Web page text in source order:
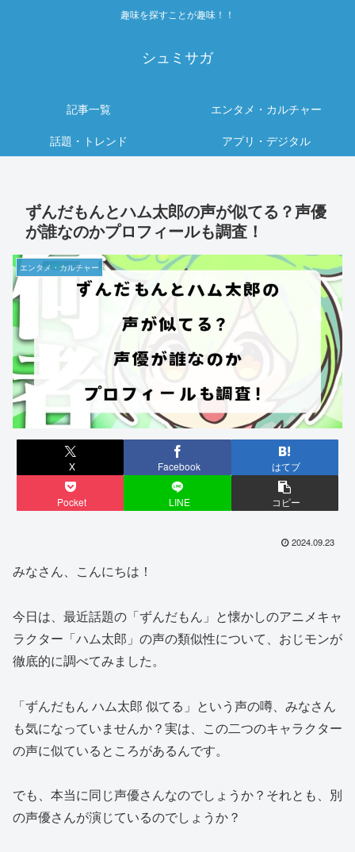
趣味を探すことが趣味！！
シュミサガ
記事一覧
エンタメ・カルチャー
話題・トレンド
アプリ・デジタル
ずんだもんとハム太郎の声が似てる？声優
が誰なのかプロフィールも調査！
エンタメ・カルチャー
X Facebook はてブ
Pocket LINE コピー
2024.09.23
みなさん、こんにちは！
今日は、最近話題の「ずんだもん」と懐かしのアニメキャ
ラクター「ハム太郎」の声の類似性について、おじモンが
徹底的に調べてみました。
「ずんだもん ハム太郎 似てる」という声の噂、みなさん
も気になっていませんか？実は、この二つのキャラクター
の声に似ているところがあるんです。
でも、本当に同じ声優さんなのでしょうか？それとも、別
の声優さんが演じているのでしょうか？